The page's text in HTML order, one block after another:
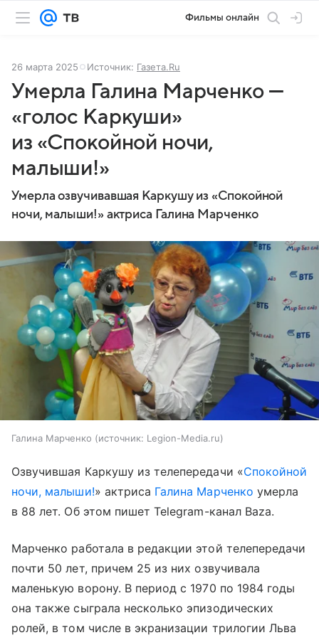
Фильмы онлайн
26 марта 2025 Источник: Газета.Ru
Умерла Галина Марченко —
«голос Каркуши»
из «Спокойной ночи,
малыши!»
Умерла озвучивавшая Каркушу из «Спокойной
ночи, малыши!» актриса Галина Марченко
Галина Марченко источник: Legion-Media.ru
Озвучившая Каркушу из телепередачи «Спокойной
ночи, малыши!» актриса Галина Марченко умерла
в 88 лет. Об этом пишет Telegram-канал Baza.
Марченко работала в редакции этой телепередачи
почти 50 лет, причем 25 из них озвучивала
маленькую ворону. В период с 1970 по 1984 годы
она также сыграла несколько эпизодических
ролей, в том числе в экранизации трилогии Льва